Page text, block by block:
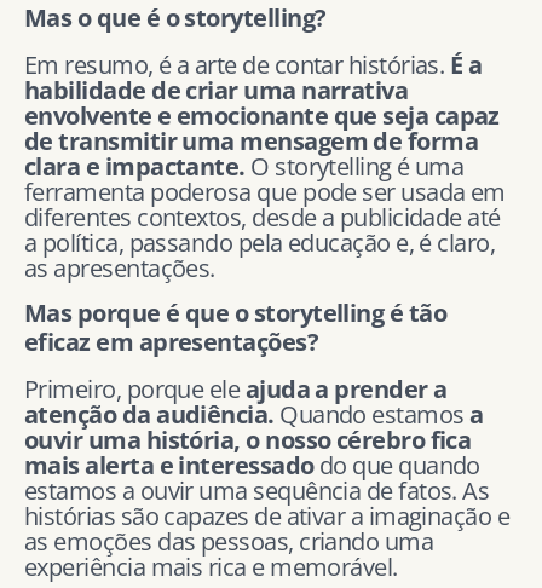
Mas o que é o storytelling?
Em resumo, é a arte de contar histórias. É a
habilidade de criar uma narrativa
envolvente e emocionante que seja capaz
de transmitir uma mensagem de forma
clara e impactante. O storytelling é uma
ferramenta poderosa que pode ser usada em
diferentes contextos, desde a publicidade até
a política, passando pela educação e, é claro,
as apresentações.
Mas porque é que o storytelling é tão
eficaz em apresentações?
Primeiro, porque eleajuda a prender a
atenção da audiência. Quando estamosa
ouvir uma história, o nosso cérebro fica
mais alerta e interessadodo que quando
estamos a ouvir uma sequência de fatos. As
histórias são capazes de ativar a imaginação e
as emoções das pessoas, criando uma
experiência mais rica e memorável.